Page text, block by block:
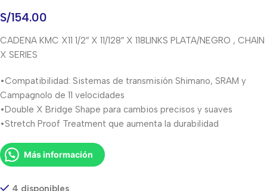
S/154.00
CADENA KMC X11 1/2″ X 11/128″ X 118LINKS PLATA/NEGRO , CHAIN
X SERIES
•Compatibilidad: Sistemas de transmisión Shimano, SRAM y
Campagnolo de 11 velocidades
•Double X Bridge Shape para cambios precisos y suaves
•Stretch Proof Treatment que aumenta la durabilidad
Más información
4 disponibles